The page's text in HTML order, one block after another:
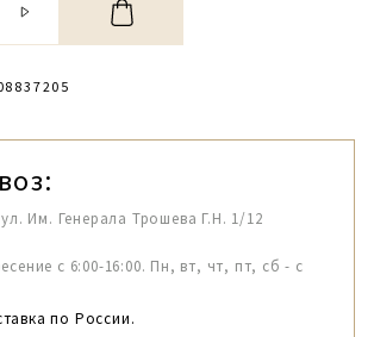
Им. Генерала Трошева Г.Н. 1/12
с 6:00-16:00. Пн, вт, чт, пт, сб - с
по России.